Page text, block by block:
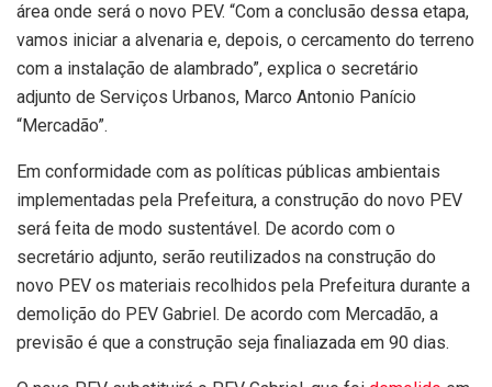
área onde será o novo PEV. “Com a conclusão dessa etapa,
vamos iniciar a alvenaria e, depois, o cercamento do terreno
com a instalação de alambrado”, explica o secretário
adjunto de Serviços Urbanos, Marco Antonio Panício
“Mercadão”.
Em conformidade com as políticas públicas ambientais
implementadas pela Prefeitura, a construção do novo PEV
será feita de modo sustentável. De acordo com o
secretário adjunto, serão reutilizados na construção do
novo PEV os materiais recolhidos pela Prefeitura durante a
demolição do PEV Gabriel. De acordo com Mercadão, a
previsão é que a construção seja finaliazada em 90 dias.